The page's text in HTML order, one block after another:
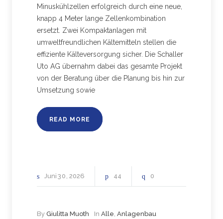
Minuskühlzellen erfolgreich durch eine neue,
knapp 4 Meter lange Zellenkombination
ersetzt. Zwei Kompaktanlagen mit
umweltfreundlichen Kältemitteln stellen die
effiziente Kälteversorgung sicher. Die Schaller
Uto AG übernahm dabei das gesamte Projekt
von der Beratung über die Planung bis hin zur
Umsetzung sowie
READ MORE
Juni 30 2026 44 0
By Giulitta Muoth In Alle, Anlagenbau